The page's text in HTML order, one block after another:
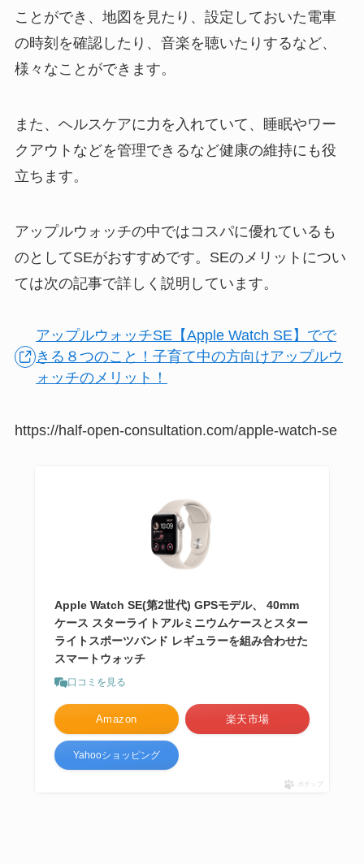
ことができ、地図を見たり、設定しておいた電車
の時刻を確認したり、音楽を聴いたりするなど、
様々なことができます。
また、ヘルスケアに力を入れていて、睡眠やワー
クアウトなどを管理できるなど健康の維持にも役
立ちます。
アップルウォッチの中ではコスパに優れているも
のとしてSEがおすすめです。SEのメリットについ
ては次の記事で詳しく説明しています。
アップルウォッチSE【Apple Watch SE】でで
きる８つのこと！子育て中の方向けアップルウ
ォッチのメリット！
https://half-open-consultation.com/apple-watch-se
Apple Watch SE(第2世代) GPSモデル、 40mm
ケース スターライトアルミニウムケースとスター
ライトスポーツバンド レギュラーを組み合わせた
スマートウォッチ
口コミを見る
Amazon 楽天市場
Yahooショッピング
ポチップ